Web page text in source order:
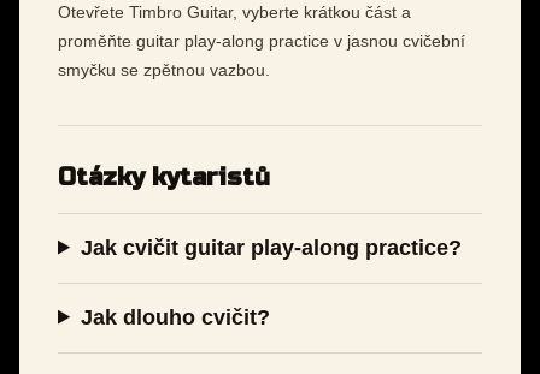
Otevřete Timbro Guitar, vyberte krátkou část a
proměňte guitar play-along practice v jasnou cvičební
smyčku se zpětnou vazbou.
Otázky kytaristů
Jak cvičit guitar play-along practice?
Jak dlouho cvičit?